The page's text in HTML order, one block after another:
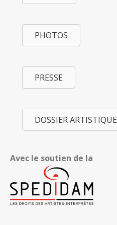
PHOTOS
PRESSE
DOSSIER ARTISTIQUE
Avec le soutien de la